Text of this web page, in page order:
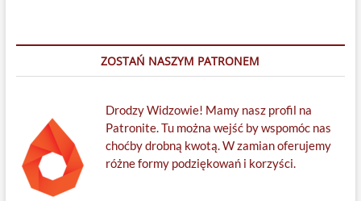
ZOSTAŃ NASZYM PATRONEM
Drodzy Widzowie! Mamy nasz profil na
Patronite. Tu można wejść by wspomóc nas
choćby drobną kwotą. W zamian oferujemy
różne formy podziękowań i korzyści.